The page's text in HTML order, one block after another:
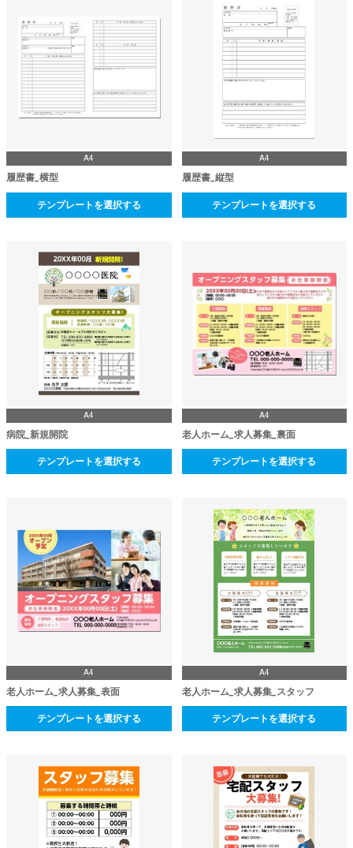
A4
履歴書_横型
テンプレートを選択する
A4
履歴書_縦型
テンプレートを選択する
A4
病院_新規開院
テンプレートを選択する
A4
老人ホーム_求人募集_裏面
テンプレートを選択する
A4
老人ホーム_求人募集_表面
テンプレートを選択する
A4
老人ホーム_求人募集_スタッフ
テンプレートを選択する